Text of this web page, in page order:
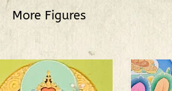
More Figures